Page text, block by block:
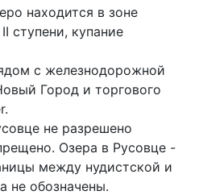
находится в зоне
ступени, купание
с железнодорожной
Город и торгового
не разрешено
Озера в Русовце -
между нудистской и
не обозначены.